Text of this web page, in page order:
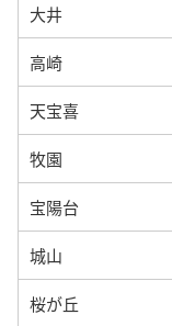
大井
高崎
天宝喜
牧園
宝陽台
城山
桜が丘